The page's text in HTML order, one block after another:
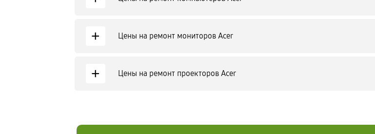
+ Цены на ремонт мониторов Acer
+ Цены на ремонт проекторов Acer